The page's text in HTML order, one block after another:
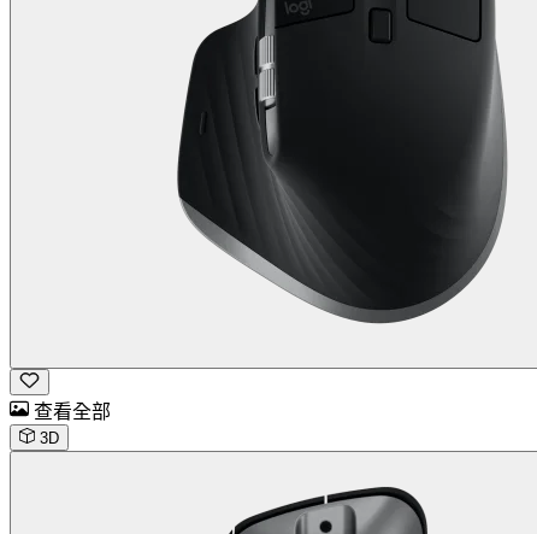
查看全部
3D